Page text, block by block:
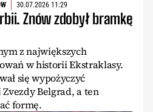
30.07.2026 11:29
Znów zdobył bramkę
z największych
w historii Ekstraklasy.
się wypożyczyć
Belgrad, a ten
formę.